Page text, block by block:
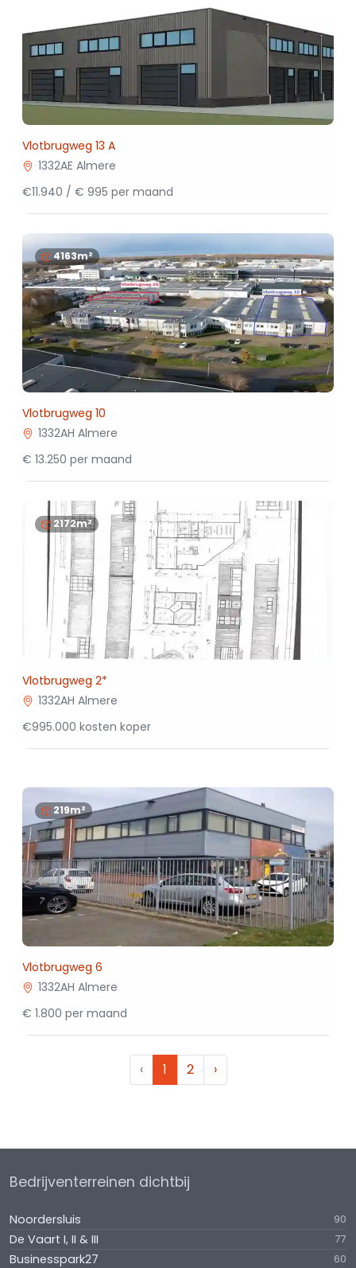
Vlotbrugweg 13 A
1332AE Almere
€11.940 / € 995 per maand
4163m²
Vlotbrugweg 10
1332AH Almere
€ 13.250 per maand
2172m²
Vlotbrugweg 2*
1332AH Almere
€995.000 kosten koper
219m²
Vlotbrugweg 6
1332AH Almere
€ 1.800 per maand
‹ 1 2 ›
Bedrijventerreinen dichtbij
Noordersluis 90
De Vaart I, II & III 77
Businesspark27 60